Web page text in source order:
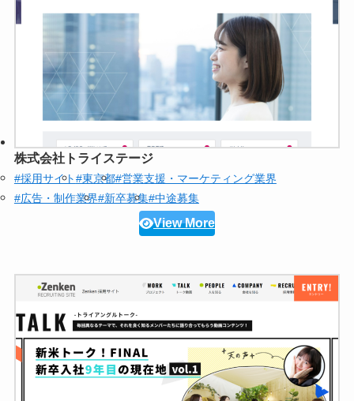
株式会社トライステージ
#採用サイト#東京都#営業支援・マーケティング業界
#広告・制作業界#新卒募集#中途募集
View More